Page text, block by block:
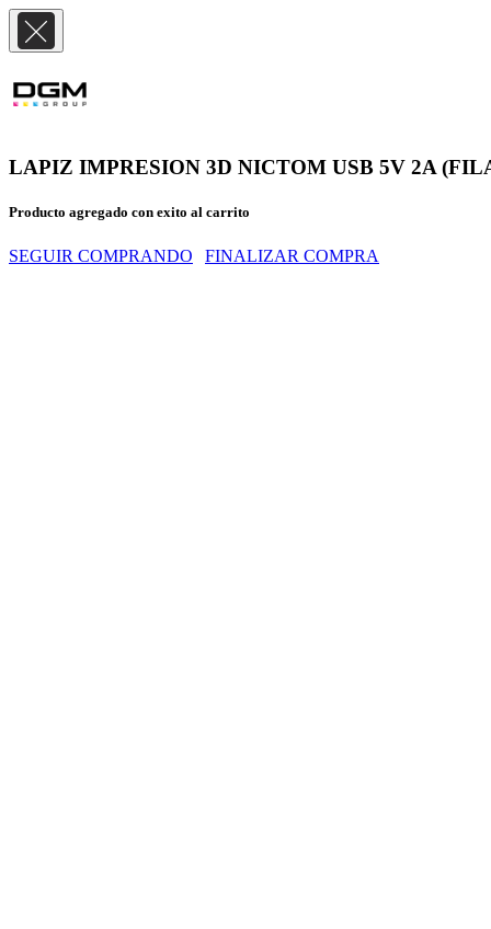
LAPIZ IMPRESION 3D NICTOM USB 5V 2A
Producto agregado con exito al carrito
SEGUIR COMPRANDO FINALIZAR COMPRA